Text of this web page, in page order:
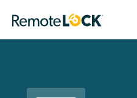
Page
d'accueil